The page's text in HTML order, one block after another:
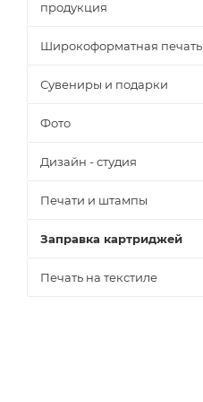
продукция
Широкоформатная печать
Сувениры и подарки
Фото
Дизайн - студия
Печати и штампы
Заправка картриджей
Печать на текстиле